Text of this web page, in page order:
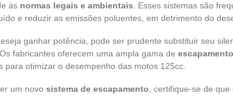
às normas legais e ambientais. Esses sistemas são
e reduzir as emissões poluentes, em detrimento do
ganhar potência, pode ser prudente substituir seu
fabricantes oferecem uma ampla gama de
para otimizar o desempenho das motos 125cc.
um novo sistema de escapamento, certifique-se de